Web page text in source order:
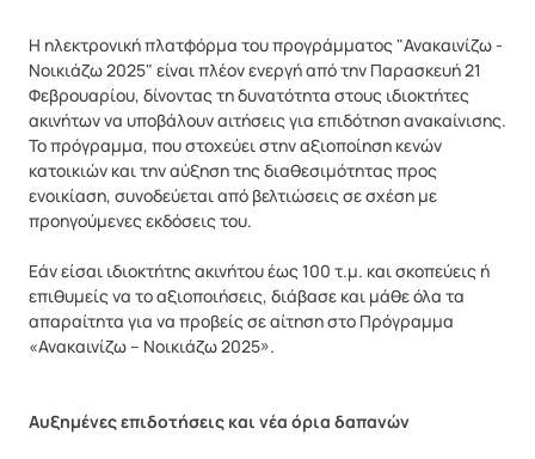
Η ηλεκτρονική πλατφόρμα του προγράμματος "Ανακαινίζω -
Νοικιάζω 2025" είναι πλέον ενεργή από την Παρασκευή 21
Φεβρουαρίου, δίνοντας τη δυνατότητα στους ιδιοκτήτες
ακινήτων να υποβάλουν αιτήσεις για επιδότηση ανακαίνισης.
Το πρόγραμμα, που στοχεύει στην αξιοποίηση κενών
κατοικιών και την αύξηση της διαθεσιμότητας προς
ενοικίαση, συνοδεύεται από βελτιώσεις σε σχέση με
προηγούμενες εκδόσεις του.
Εάν είσαι ιδιοκτήτης ακινήτου έως 100 τ.μ. και σκοπεύεις ή
επιθυμείς να το αξιοποιήσεις, διάβασε και μάθε όλα τα
απαραίτητα για να προβείς σε αίτηση στο Πρόγραμμα
«Ανακαινίζω – Νοικιάζω 2025».
Αυξημένες επιδοτήσεις και νέα όρια δαπανών